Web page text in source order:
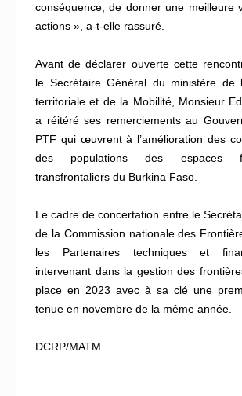
conséquence, de donner une meilleure
actions », a-t-elle rassuré.
Avant de déclarer ouverte cette
le Secrétaire Général du ministère de
territoriale et de la Mobilité, Monsieur
a réitéré ses remerciements au
PTF qui œuvrent à l’amélioration des
des populations des espaces
transfrontaliers du Burkina Faso.
Le cadre de concertation entre le
de la Commission nationale des
les Partenaires techniques et
intervenant dans la gestion des
place en 2023 avec à sa clé une
tenue en novembre de la même année.
DCRP/MATM